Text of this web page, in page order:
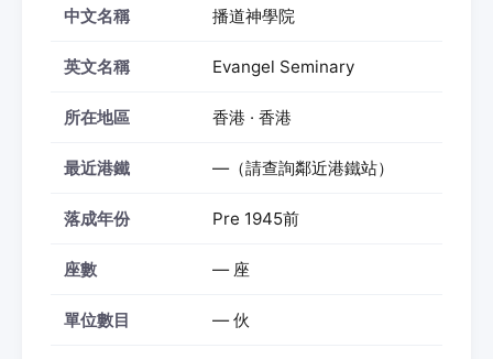
中文名稱 播道神學院
英文名稱 Evangel Seminary
所在地區 香港 · 香港
最近港鐵 —（請查詢鄰近港鐵站）
落成年份 Pre 1945前
座數 — 座
單位數目 — 伙